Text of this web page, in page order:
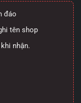
đáo
tên shop
nhận.